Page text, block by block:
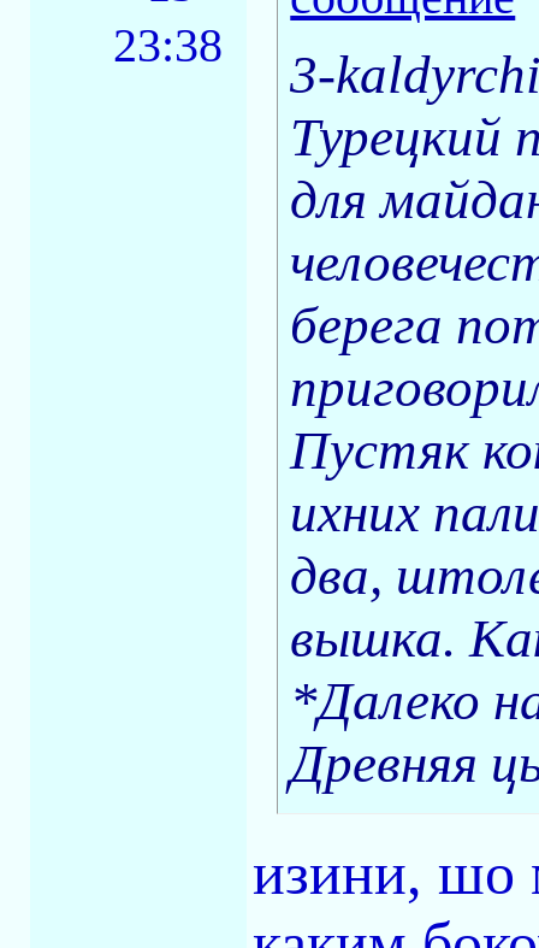
23:38
3-
Турецкий
для
берега
Пустяк
ихних
два,
вышка.
*Далеко
Древняя
изини, шо